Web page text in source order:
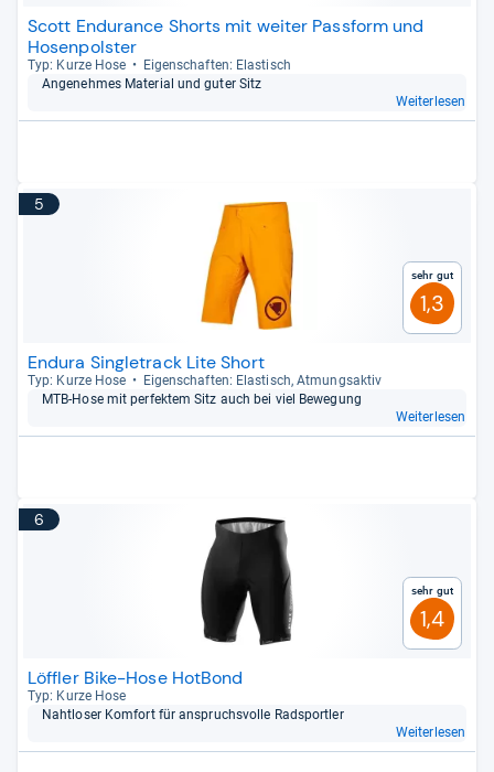
Scott Endurance Shorts mit weiter Passform und
Hosenpolster
Typ: Kurze Hose
Eigen­schaf­ten: Elas­tisch
Ange­neh­mes Mate­rial und guter Sitz
Weiterlesen
5
Sehr gut
1,3
Endura Singletrack Lite Short
Typ: Kurze Hose
Eigen­schaf­ten: Elas­tisch, Atmungs­ak­tiv
MTB-​Hose mit per­fek­tem Sitz auch bei viel Bewe­gung
Weiterlesen
6
Sehr gut
1,4
Löffler Bike-Hose HotBond
Typ: Kurze Hose
Naht­lo­ser Kom­fort für anspruchs­volle Rad­sport­ler
Weiterlesen